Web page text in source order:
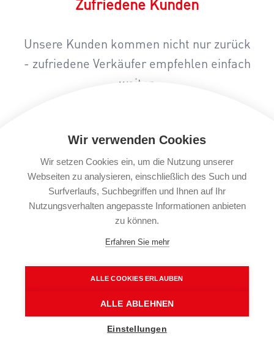
Zufriedene Kunden
Unsere Kunden kommen nicht nur zurück
- zufriedene Verkäufer empfehlen einfach
weiter.
Ich war mit der Beratung, dem Einsatz und dem
Engagement von Herrn Rühl und seinem Team sehr
zufrieden und kann den Immobilien-Service Harald
Weber weiterempfehlen.
Ich habe mich von Beginn an sehr kompetent
beraten und betreut gefühlt. Darüber hinaus war es
eine sehr angenehme Zusammenarbeit. Es war
Wir verwenden Cookies
Wir setzen Cookies ein, um die Nutzung unserer
Webseiten zu analysieren, einschließlich des Such und
Surfverlaufs, Suchbegriffen und Ihnen auf Ihr
Nutzungsverhalten angepasste Informationen anbieten
zu können.
Erfahren Sie mehr
ALLE COOKIES ERLAUBEN
ALLE ABLEHNEN
Einstellungen